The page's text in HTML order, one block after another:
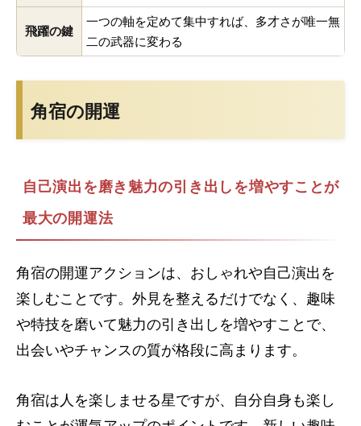
飛躍の鍵
一つの軸を定めて集中すれば、多才さが唯一無
二の武器に変わる
角宿の開運
自己演出を磨き魅力の引き出しを増やすことが
最大の開運法
角宿の開運アクションは、おしゃれや自己演出を
楽しむことです。外見を整えるだけでなく、趣味
や特技を磨いて魅力の引き出しを増やすことで、
出会いやチャンスの質が格段に高まります。
角宿は人を楽しませる星ですが、自分自身も楽し